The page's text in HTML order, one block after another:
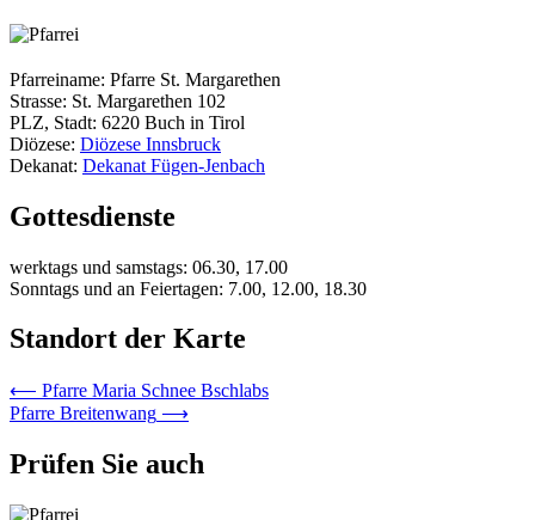
Pfarreiname: Pfarre St. Margarethen
Strasse: St. Margarethen 102
PLZ, Stadt: 6220 Buch in Tirol
Diözese: Diözese Innsbruck
Dekanat: Dekanat Fügen-Jenbach
Gottesdienste
werktags und samstags: 06.30, 17.00
Sonntags und an Feiertagen: 7.00, 12.00, 18.30
Standort der Karte
Beitrags-
Navigation
⟵ Pfarre Maria Schnee Bschlabs
Pfarre Breitenwang ⟶
Prüfen Sie auch